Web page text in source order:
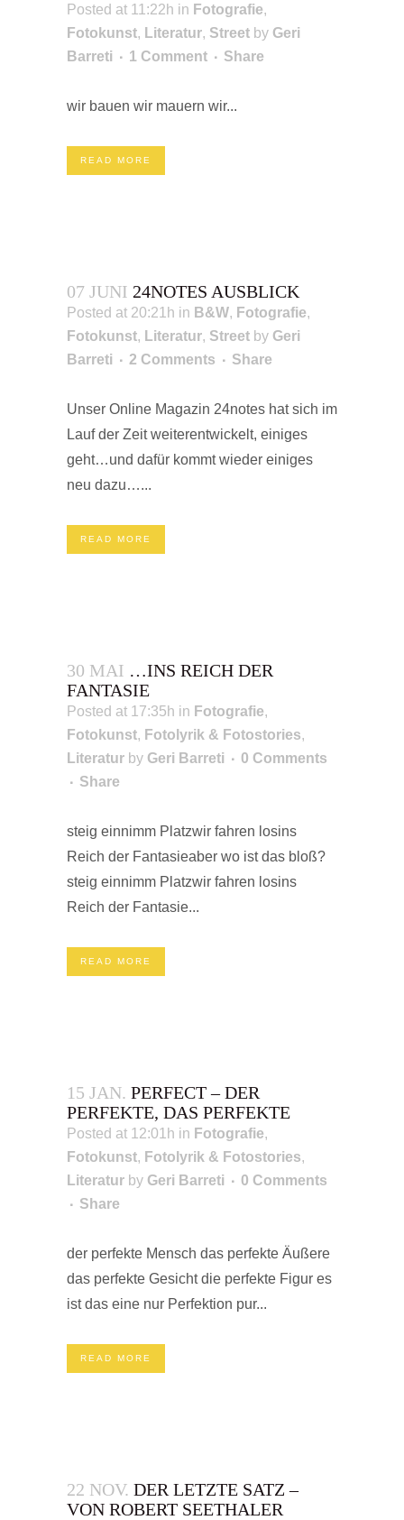
Posted at 11:22h in Fotografie,
Fotokunst, Literatur, Street by Geri
Barreti
1 Comment Share
wir bauen wir mauern wir...
READ MORE
07 JUNI 24NOTES AUSBLICK
Posted at 20:21h in B&W, Fotografie,
Fotokunst, Literatur, Street by Geri
Barreti
2 Comments Share
Unser Online Magazin 24notes hat sich im
Lauf der Zeit weiterentwickelt, einiges
geht…und dafür kommt wieder einiges
neu dazu…...
READ MORE
30 MAI …INS REICH DER
FANTASIE
Posted at 17:35h in Fotografie,
Fotokunst, Fotolyrik & Fotostories,
Literatur by Geri Barreti
0 Comments
Share
steig einnimm Platzwir fahren losins
Reich der Fantasieaber wo ist das bloß?
steig einnimm Platzwir fahren losins
Reich der Fantasie...
READ MORE
15 JAN. PERFECT – DER
PERFEKTE, DAS PERFEKTE
Posted at 12:01h in Fotografie,
Fotokunst, Fotolyrik & Fotostories,
Literatur by Geri Barreti
0 Comments
Share
der perfekte Mensch das perfekte Äußere
das perfekte Gesicht die perfekte Figur es
ist das eine nur Perfektion pur...
READ MORE
22 NOV. DER LETZTE SATZ –
VON ROBERT SEETHALER